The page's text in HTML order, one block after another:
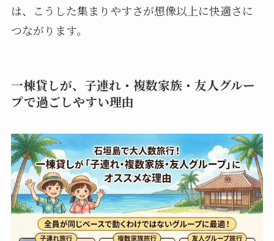
は、こうした集まりやすさが想像以上に快適さに
つながります。
一棟貸しが、子連れ・複数家族・友人グルー
プで過ごしやすい理由